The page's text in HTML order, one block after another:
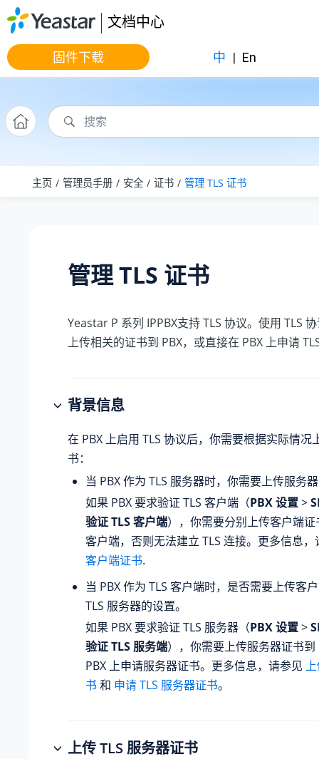
跳转到主要内容
文档中心
固件下载 中 | En
主页 管理员手册 安全 证书 管理 TLS 证书
管理 TLS 证书
Yeastar P 系列 IPPBX支持 TLS 协议。使用 TLS
上传相关的证书到 PBX，或直接在 PBX 上申请
背景信息
在 PBX 上启用 TLS 协议后，你需要根据实际情况
书：
当 PBX 作为 TLS 服务器时，你需要上传服务
如果 PBX 要求验证 TLS 客户端（PBX 设置>
验证 TLS 客户端），你需要分别上传客户端证
客户端，否则无法建立 TLS 连接。更多信息
客户端证书.
当 PBX 作为 TLS 客户端时，是否需要上传客
TLS 服务器的设置。
如果 PBX 要求验证 TLS 服务器（PBX 设置>
验证 TLS 服务端），你需要上传服务器证书到
PBX 上申请服务器证书。更多信息，请参见
书 和 申请 TLS 服务器证书。
上传 TLS 服务器证书